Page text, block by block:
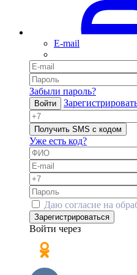
E-mail
Забыли пароль?
Войти
Получить SMS с кодом
Уже есть код?
Даю согласие на
Зарегистрироваться
Войти через